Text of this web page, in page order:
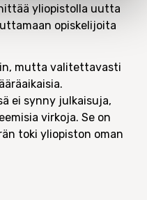
yliopistolla uutta
opiskelijoita
mutta valitettavasti
ei synny julkaisuja,
virkoja. Se on
toki yliopiston oman